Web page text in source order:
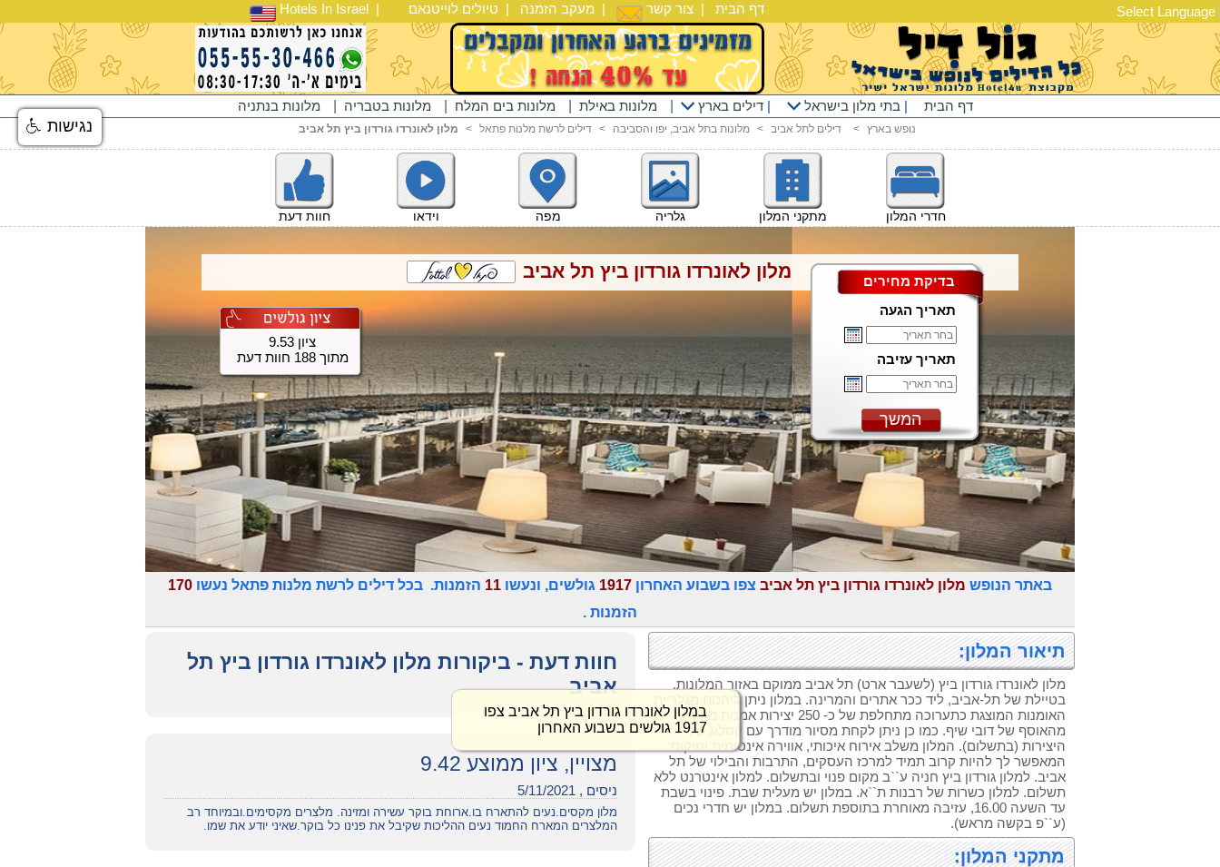
Hotels In Israel | טיולים לוייטנאם | מעקב הזמנה | צור קשר | דף הבית Select Language
מלונות בנתניה מלונות בטבריה מלונות בים המלח מלונות באילת דילים בארץ | בתי מלון בישראל | דף הבית
מלון לאונרדו גורדון ביץ תל אביב < דילים לרשת מלנות פתאל < מלונות בתל אביב, יפו והסביבה < דילים לתל אביב < נופש בארץ
חוות דעת וידאו מפה גלריה מתקני המלון חדרי המלון
מלון לאונרדו גורדון ביץ תל אביב
ציון 9.53
מתוך 188 חוות דעת
בדיקת מחירים
תאריך הגעה
תאריך עזיבה
המשך
באתר הנופש מלון לאונרדו גורדון ביץ תל אביב צפו בשבוע האחרון 1917 גולשים, ונעשו 11 הזמנות. בכל דילים לרשת מלנות פתאל נעשו 170
הזמנות .
חוות דעת - ביקורות מלון לאונרדו גורדון ביץ תל
אביב
מצויין, ציון ממוצע 9.42
ניסים , 5/11/2021
מלון מקסים.נעים להתארח בו.ארוחת בוקר עשירה ומזינה. מלצרים מקסימים.ובמיוחד רב
המלצרים המארח החמוד נעים ההליכות שקיבל את פנינו כל בוקר.שאיני יודע את שמו.
תיאור המלון:
מלון לאונרדו גורדון ביץ (לשעבר ארט) תל אביב ממוקם באזור המלונות,
בטיילת של תל-אביב, ליד ככר אתרים והמרינה. במלון ניתן ליהנות מגלריית
האומנות המוצגת כתערוכה מתחלפת של כ- 250 יצירות אמנות מקוריות
מהאוסף של דובי שיף. כמו כן ניתן לקחת מסיור מודרך עם קטלוג של
היצירות (בתשלום). המלון משלב אירוח איכותי, אווירה אינטימית ומיקום
המאפשר לך להיות קרוב תמיד למרכז העסקים, התרבות והבילוי של תל
אביב. למלון גורדון ביץ חניה ע``ב מקום פנוי ובתשלום. למלון אינטרנט ללא
תשלום. למלון כשרות של רבנות ת``א. במלון יש מעלית שבת. פינוי בשבת
עד השעה 16.00, עזיבה מאוחרת בתוספת תשלום. במלון יש חדרי נכים
(ע``פ בקשה מראש).
מתקני המלון:
במלון לאונרדו גורדון ביץ תל אביב צפו
1917 גולשים בשבוע האחרון
נגישות